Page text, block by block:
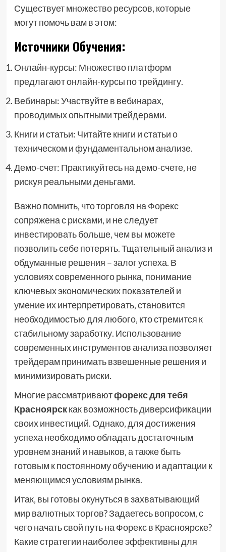
Существует множество ресурсов‚ которые
могут помочь вам в этом:
Источники Обучения:
Онлайн-курсы: Множество платформ
предлагают онлайн-курсы по трейдингу.
Вебинары: Участвуйте в вебинарах‚
проводимых опытными трейдерами.
Книги и статьи: Читайте книги и статьи о
техническом и фундаментальном анализе.
Демо-счет: Практикуйтесь на демо-счете‚ не
рискуя реальными деньгами.
Важно помнить‚ что торговля на Форекс
сопряжена с рисками‚ и не следует
инвестировать больше‚ чем вы можете
позволить себе потерять. Тщательный анализ и
обдуманные решения – залог успеха. В
условиях современного рынка‚ понимание
ключевых экономических показателей и
умение их интерпретировать‚ становится
необходимостью для любого‚ кто стремится к
стабильному заработку. Использование
современных инструментов анализа позволяет
трейдерам принимать взвешенные решения и
минимизировать риски.
Многие рассматриваютфорекс для тебя
Красноярсккак возможность диверсификации
своих инвестиций. Однако‚ для достижения
успеха необходимо обладать достаточным
уровнем знаний и навыков‚ а также быть
готовым к постоянному обучению и адаптации к
меняющимся условиям рынка.
Итак‚ вы готовы окунуться в захватывающий
мир валютных торгов? Задаетесь вопросом‚ с
чего начать свой путь на Форекс в Красноярске?
Какие стратегии наиболее эффективны для